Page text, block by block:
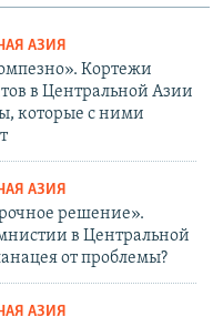
АЗИЯ
Кортежи
в Центральной Азии
которые с ними
АЗИЯ
решение».
в Центральной
от проблемы?
АЗИЯ